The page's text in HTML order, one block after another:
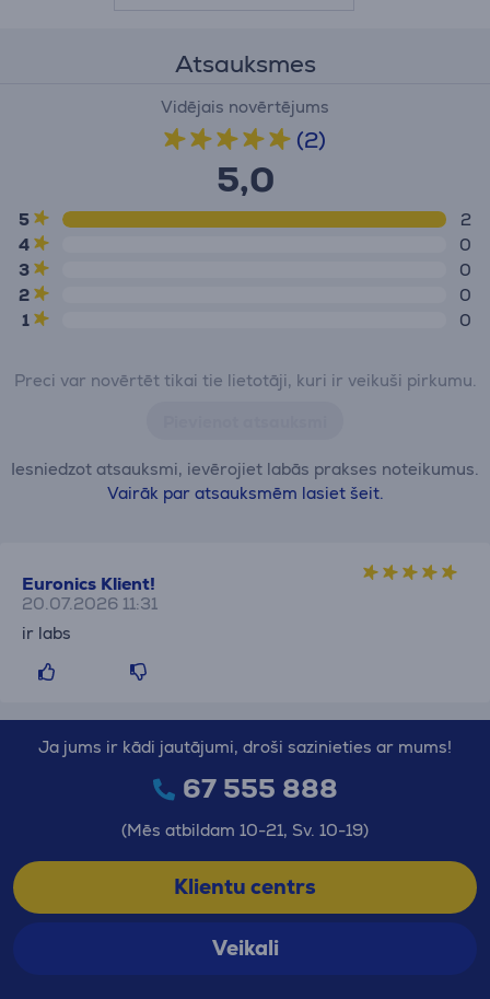
Atsauksmes
Vidējais novērtējums
(2)
5,0
5
2
4
0
3
0
2
0
1
0
Preci var novērtēt tikai tie lietotāji, kuri ir veikuši pirkumu.
Iesniedzot atsauksmi, ievērojiet labās prakses noteikumus.
Vairāk par atsauksmēm lasiet šeit.
Euronics Klient!
20.07.2026 11:31
ir labs
Ja jums ir kādi jautājumi, droši sazinieties ar mums!
67 555 888
(Mēs atbildam 10-21, Sv. 10-19)
Klientu centrs
Veikali